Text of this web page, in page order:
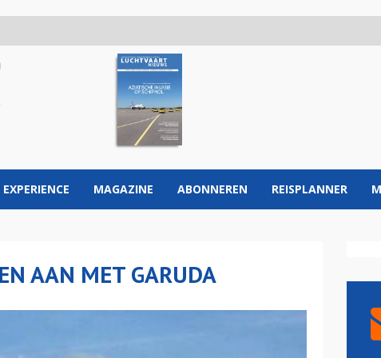
EXPERIENCE MAGAZINE ABONNEREN REISPLANNER
AAN MET GARUDA